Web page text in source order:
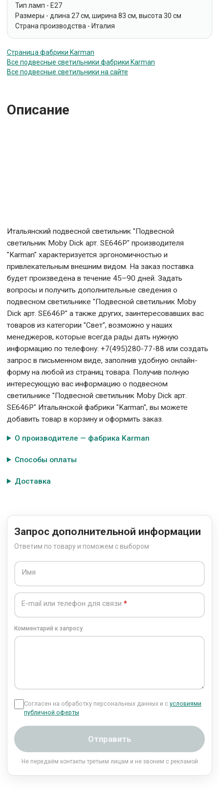
Тип ламп - E27
Размеры - длина 27 см, ширина 83 см, высота 30 см
Страна производства - Италия
Страница фабрики Karman
Все подвесные светильники фабрики Karman
Все подвесные светильники на сайте
Описание
Итальянский подвесной светильник "Подвесной
светильник Moby Dick арт. SE646P" производителя
"Karman" характеризуется эргономичностью и
привлекательным внешним видом. На заказ поставка
будет произведена в течение 45–90 дней. Задать
вопросы и получить дополнительные сведения о
подвесном светильнике "Подвесной светильник Moby
Dick арт. SE646P" а также других, заинтересовавших вас
товаров из категории "Свет", возможно у наших
менеджеров, которые всегда рады дать нужную
информацию по телефону: +7(495)280-77-88 или создать
запрос в письменном виде, заполнив удобную онлайн-
форму на любой из страниц товара. Получив полную
интересующую вас информацию о подвесном
светильнике "Подвесной светильник Moby Dick арт.
SE646P" Итальянской фабрики "Karman", вы можете
добавить товар в корзину и оформить заказ.
О производителе — фабрика Karman
Способы оплаты
Доставка
Запрос дополнительной информации
Ответим по товару и поможем с выбором
Имя
E-mail или телефон для связи
Комментарий к запросу
Согласен на обработку персональных данных и с условиями
публичной оферты
Отправить
Не передаём контакты третьим лицам и не звоним с рекламой